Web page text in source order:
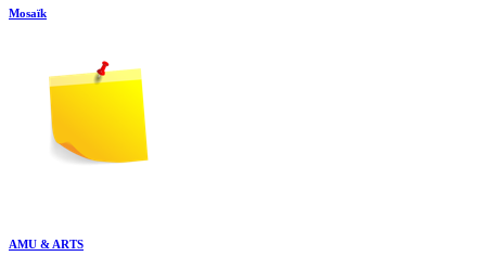
Mosaïk
AMU & ARTS